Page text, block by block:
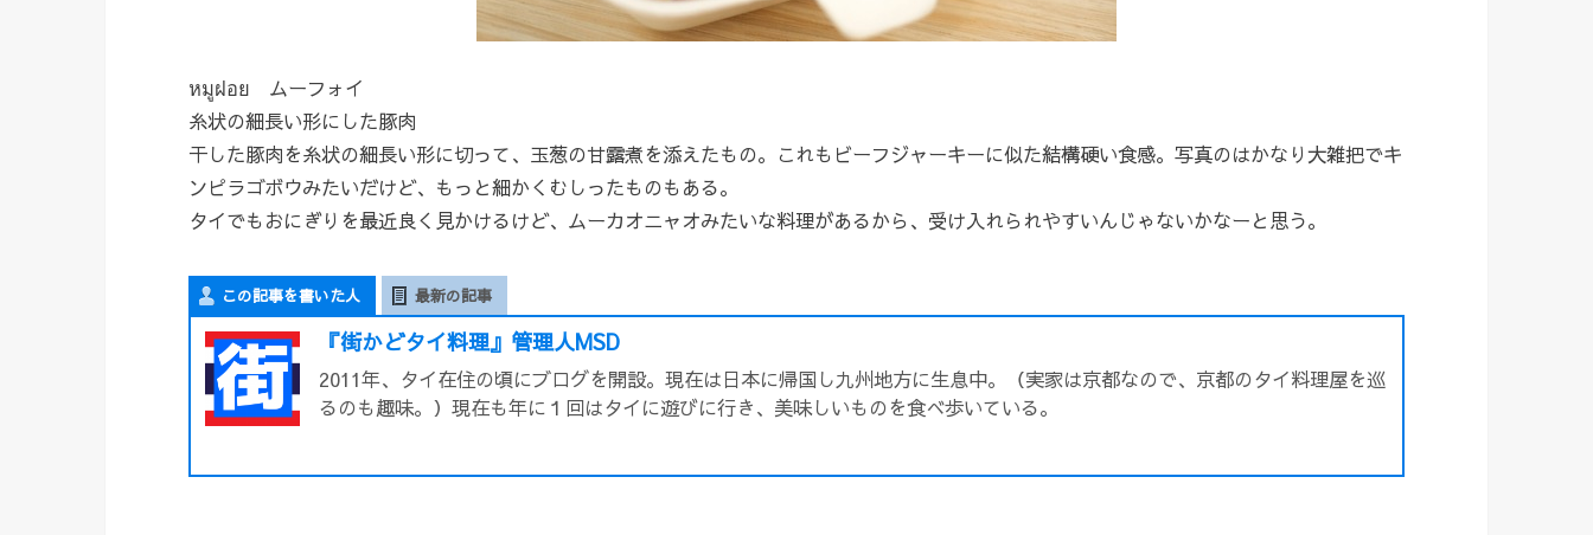
หมูฝอย ムーフォイ
糸状の細長い形にした豚肉
干した豚肉を糸状の細長い形に切って、玉葱の甘露煮を添えたもの。これもビーフジャーキーに似た結構硬い食感。写真のはかなり大雑把でキ
ンピラゴボウみたいだけど、もっと細かくむしったものもある。
タイでもおにぎりを最近良く見かけるけど、ムーカオニャオみたいな料理があるから、受け入れられやすいんじゃないかなーと思う。
この記事を書いた人 最新の記事
『街かどタイ料理』管理人MSD
2011年、タイ在住の頃にブログを開設。現在は日本に帰国し九州地方に生息中。（実家は京都なので、京都のタイ料理屋を巡
るのも趣味。）現在も年に１回はタイに遊びに行き、美味しいものを食べ歩いている。